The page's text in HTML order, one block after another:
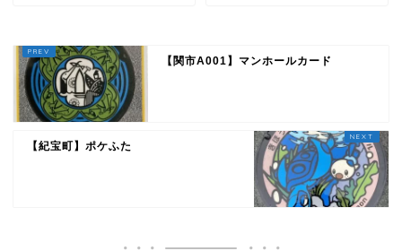
【関市A001】マンホールカード
【紀宝町】ポケふた